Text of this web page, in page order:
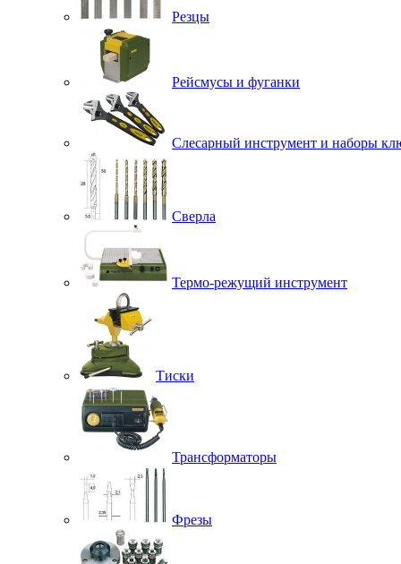
Резцы
Рейсмусы и фуганки
Слесарный инструмент и наборы
Сверла
Термо-режущий инструмент
Тиски
Трансформаторы
Фрезы